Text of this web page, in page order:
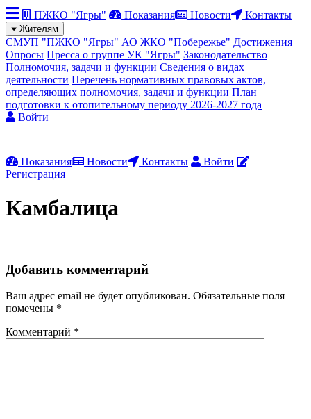
ПЖКО "Ягры" Показания Новости Контакты
Жителям
СМУП "ПЖКО "Ягры" АО ЖКО "Побережье" Достижения
Опросы Пресса о группе УК "Ягры" Законодательство
Полномочия, задачи и функции Сведения о видах
деятельности Перечень нормативных правовых актов,
определяющих полномочия, задачи и функции План
подготовки к отопительному периоду 2026-2027 года
Войти
Показания Новости Контакты
Войти
Регистрация
Камбалица
Добавить комментарий
Ваш адрес email не будет опубликован. Обязательные поля
помечены *
Комментарий *